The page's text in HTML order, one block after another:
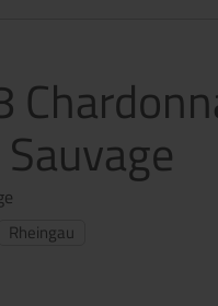
Rheingau